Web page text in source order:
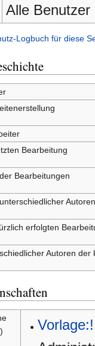
Alle Benutzer
Logbuch für diese
Bearbeitung
Bearbeitungen
Autoren
erfolgten
Autoren